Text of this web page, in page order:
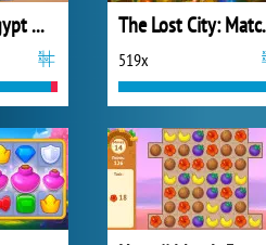
Wonders of Egypt Match The
519x